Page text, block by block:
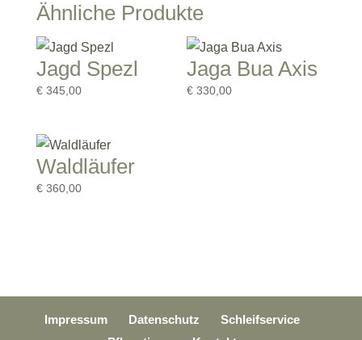
Ähnliche Produkte
Jagd Spezl
€345,00
Jaga Bua Axis
€ 330,00
Waldläufer
€360,00
Impressum Datenschutz
Schleifservice